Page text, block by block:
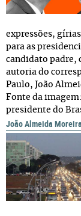
expressões,
para as
candidato padre,
autoria do
Paulo, João
Fonte da
presidente do
João Almeida Moreira